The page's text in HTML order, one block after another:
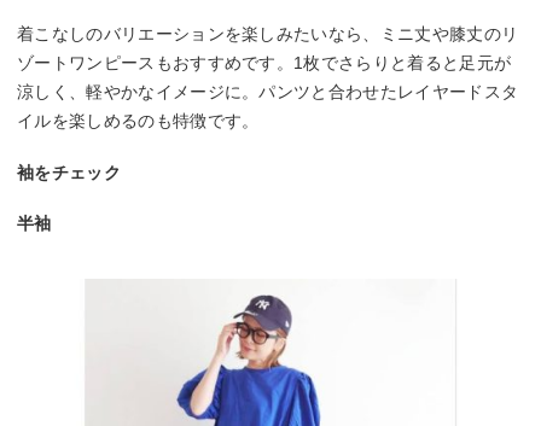
着こなしのバリエーションを楽しみたいなら、ミニ丈や膝丈のリ
ゾートワンピースもおすすめです。1枚でさらりと着ると足元が
涼しく、軽やかなイメージに。パンツと合わせたレイヤードスタ
イルを楽しめるのも特徴です。
袖をチェック
半袖